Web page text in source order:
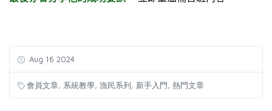
Aug 16 2024
會員文章 系統教學 漁民系列 新手入門 熱門文章